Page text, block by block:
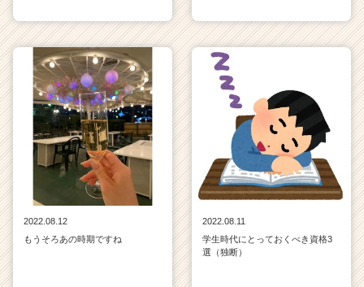
2022.08.12
もうそろあの時期ですね
2022.08.11
学生時代にとっておくべき資格3
選（独断）